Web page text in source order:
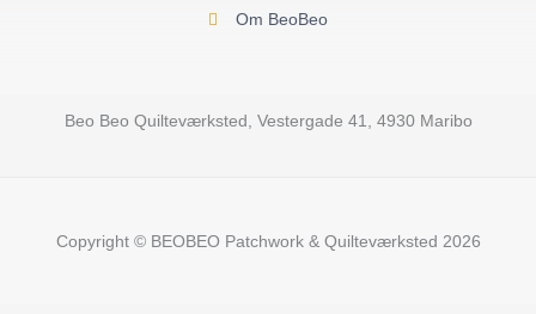
Om BeoBeo
Beo Beo Quilteværksted, Vestergade 41, 4930 Maribo
Copyright © BEOBEO Patchwork & Quilteværksted 2026